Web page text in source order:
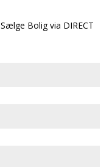
Sælge Bolig via DIRECT